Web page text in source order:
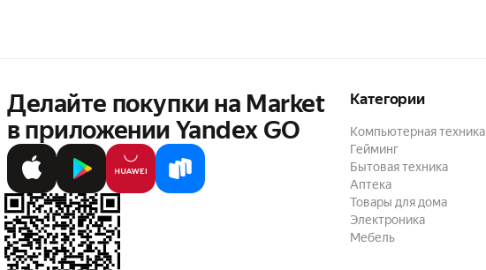
Делайте покупки на Market
в приложении Yandex GO
Категории
Компьютерная техника
Гейминг
Бытовая техника
Аптека
Товары для дома
Электроника
Мебель